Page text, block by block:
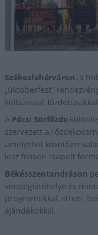
Székesfehérváron, a
„üktoberfest”
kolbásszal,
A Pécsi Sörfőzde
szervezett a
amelyeket követően
lesz frissen csapolt
Békésszentandráson
vendéglátóhelye és
programokkal, street
ajándékokkal.